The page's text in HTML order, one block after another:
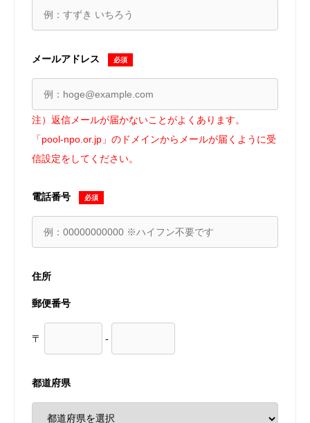
メールアドレス 必須
注）返信メールが届かないことがよくあります。
「pool-npo.or.jp」のドメインからメールが届くように受
信設定をしてください。
電話番号 必須
住所
郵便番号
〒 -
都道府県